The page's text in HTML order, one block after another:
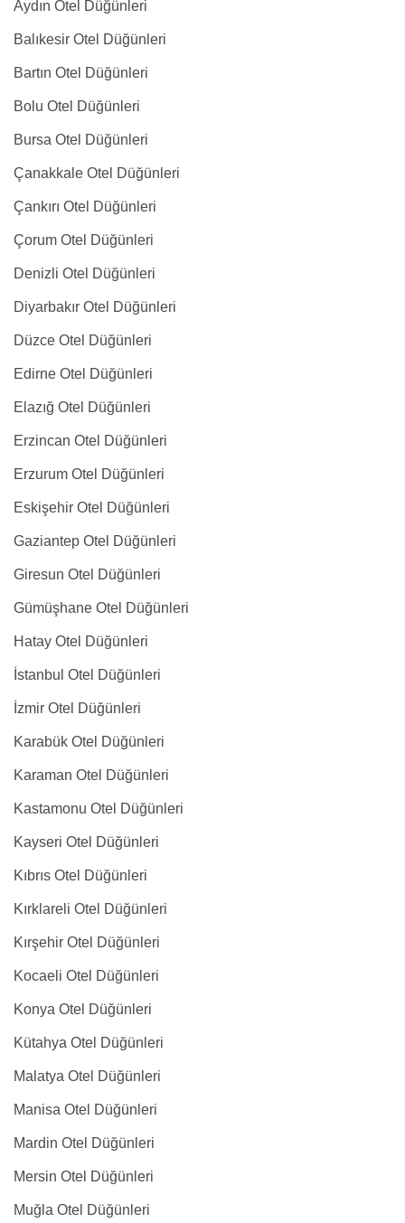
Aydın Otel Düğünleri
Balıkesir Otel Düğünleri
Bartın Otel Düğünleri
Bolu Otel Düğünleri
Bursa Otel Düğünleri
Çanakkale Otel Düğünleri
Çankırı Otel Düğünleri
Çorum Otel Düğünleri
Denizli Otel Düğünleri
Diyarbakır Otel Düğünleri
Düzce Otel Düğünleri
Edirne Otel Düğünleri
Elazığ Otel Düğünleri
Erzincan Otel Düğünleri
Erzurum Otel Düğünleri
Eskişehir Otel Düğünleri
Gaziantep Otel Düğünleri
Giresun Otel Düğünleri
Gümüşhane Otel Düğünleri
Hatay Otel Düğünleri
İstanbul Otel Düğünleri
İzmir Otel Düğünleri
Karabük Otel Düğünleri
Karaman Otel Düğünleri
Kastamonu Otel Düğünleri
Kayseri Otel Düğünleri
Kıbrıs Otel Düğünleri
Kırklareli Otel Düğünleri
Kırşehir Otel Düğünleri
Kocaeli Otel Düğünleri
Konya Otel Düğünleri
Kütahya Otel Düğünleri
Malatya Otel Düğünleri
Manisa Otel Düğünleri
Mardin Otel Düğünleri
Mersin Otel Düğünleri
Muğla Otel Düğünleri